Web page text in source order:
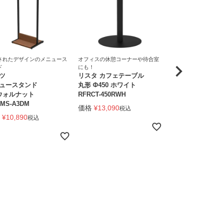
れたデザインのメニュース
ースタンド
ォルナット
A3DM
¥10,890税込
オフィスの休憩コーナーや待合室
にも！
リスタ カフェテーブル
丸形 Φ450 ホワイト
RFRCT-450RWH
価格 ¥13,090税込
にも！
リスタ カフェテ